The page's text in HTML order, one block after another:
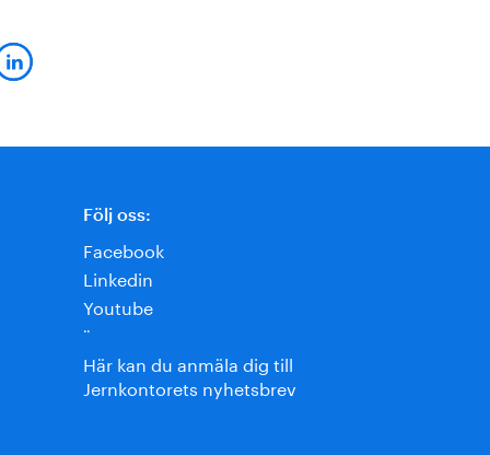
Följ oss:
Facebook
Linkedin
Youtube
¨
Här kan du anmäla dig till
Jernkontorets nyhetsbrev